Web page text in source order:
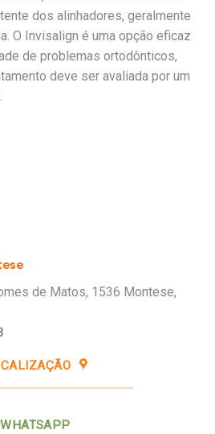
dos alinhadores, geralmente
O Invisalign é uma opção eficaz
de problemas ortodônticos,
deve ser avaliada por um
de Matos, 1536 Montese,
WHATSAPP